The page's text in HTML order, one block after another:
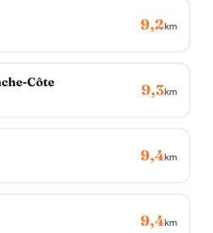
9,2km
Côte 9,3km
9,4km
9,4km